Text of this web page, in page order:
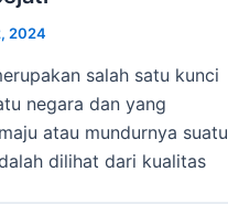
2024
salah satu kunci
negara dan yang
atau mundurnya suatu
dilihat dari kualitas